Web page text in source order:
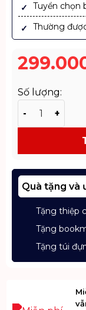
Tuyển chọn
Thường
Số lượng:
Quà tặng và
Tặng thiệp
Tặng
Tặng túi